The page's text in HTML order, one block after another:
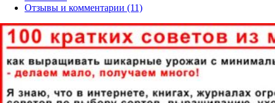
Отзывы и комментарии (11)